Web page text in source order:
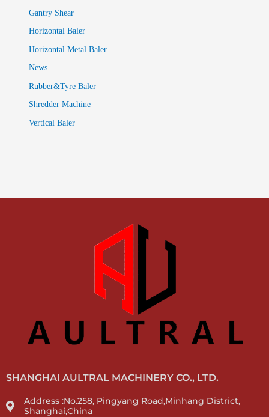
Gantry Shear
Horizontal Baler
Horizontal Metal Baler
News
Rubber&Tyre Baler
Shredder Machine
Vertical Baler
SHANGHAI AULTRAL MACHINERY CO., LTD.
Address :No.258, Pingyang Road,Minhang District,
Shanghai,China